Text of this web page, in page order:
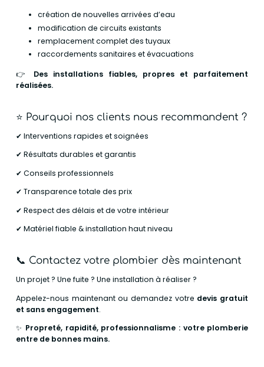
création de nouvelles arrivées d’eau
modification de circuits existants
remplacement complet des tuyaux
raccordements sanitaires et évacuations
👉 Des installations fiables, propres et parfaitement
réalisées.
⭐ Pourquoi nos clients nous recommandent ?
✔ Interventions rapides et soignées
✔ Résultats durables et garantis
✔ Conseils professionnels
✔ Transparence totale des prix
✔ Respect des délais et de votre intérieur
✔ Matériel fiable & installation haut niveau
📞 Contactez votre plombier dès maintenant
Un projet ? Une fuite ? Une installation à réaliser ?
Appelez-nous maintenant ou demandez votre devis gratuit
et sans engagement.
✨ Propreté, rapidité, professionnalisme : votre plomberie
entre de bonnes mains.